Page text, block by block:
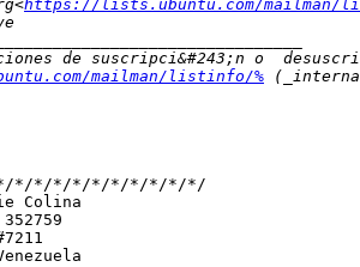
https://lists.ubuntu.com/mailman/
mailman/listinfo/%
*/*/*/*/*/*/*/*/*/*/
Colina
352759